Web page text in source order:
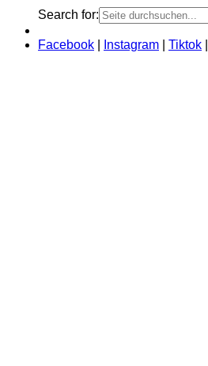
Search for:
Facebook Instagram Tiktok